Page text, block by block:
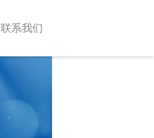
联系我们